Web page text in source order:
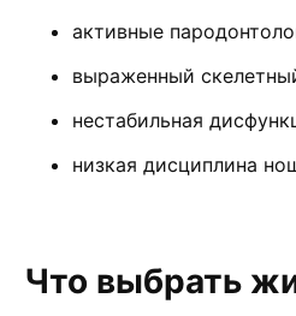
активные
выраженный
нестабильная
низкая дисциплина
Что выбрать